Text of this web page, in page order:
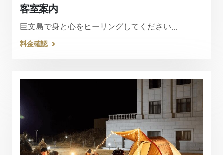
客室案内
巨文島で身と心をヒーリングしてください...
料金確認